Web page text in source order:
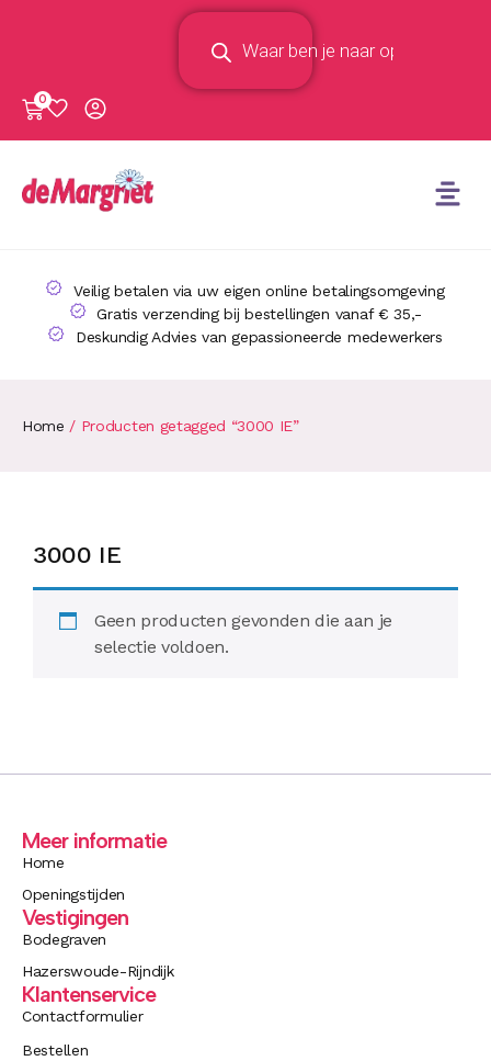
0
Veilig betalen via uw eigen online betalingsomgeving
Gratis verzending bij bestellingen vanaf € 35,-
Deskundig Advies van gepassioneerde medewerkers
Home / Producten getagged “3000 IE”
3000 IE
Geen producten gevonden die aan je
selectie voldoen.
Meer informatie
Home
Openingstijden
Vestigingen
Bodegraven
Hazerswoude-Rijndijk
Klantenservice
Contactformulier
Bestellen